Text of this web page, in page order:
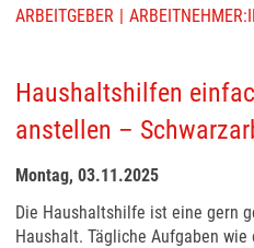
ARBEITGEBER
Haushaltshilfen
anstellen –
Montag, 03.11.2025
Die Haushaltshilfe ist eine gern
Haushalt. Tägliche Aufgaben wie